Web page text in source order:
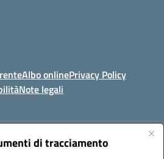
di tracciamento
Albo onlinePrivacy Policy
Note legali